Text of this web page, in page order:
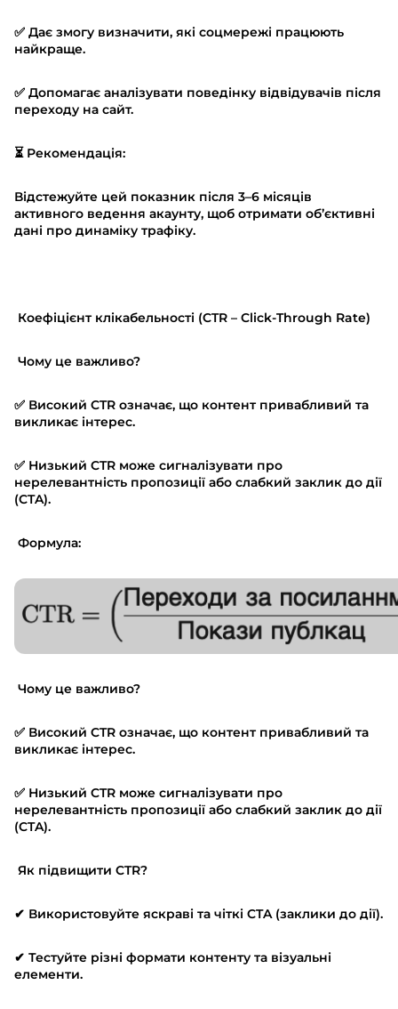
✅ Дає змогу визначити, які соцмережі працюють
найкраще.
✅ Допомагає аналізувати поведінку відвідувачів після
переходу на сайт.
⏳ Рекомендація:
Відстежуйте цей показник після 3–6 місяців
активного ведення акаунту, щоб отримати об’єктивні
дані про динаміку трафіку.
Коефіцієнт клікабельності (CTR – Click-Through Rate)
Чому це важливо?
✅ Високий CTR означає, що контент привабливий та
викликає інтерес.
✅ Низький CTR може сигналізувати про
нерелевантність пропозиції або слабкий заклик до дії
(CTA).
Формула:
Чому це важливо?
✅ Високий CTR означає, що контент привабливий та
викликає інтерес.
✅ Низький CTR може сигналізувати про
нерелевантність пропозиції або слабкий заклик до дії
(CTA).
Як підвищити CTR?
✔ Використовуйте яскраві та чіткі CTA (заклики до дії).
✔ Тестуйте різні формати контенту та візуальні
елементи.